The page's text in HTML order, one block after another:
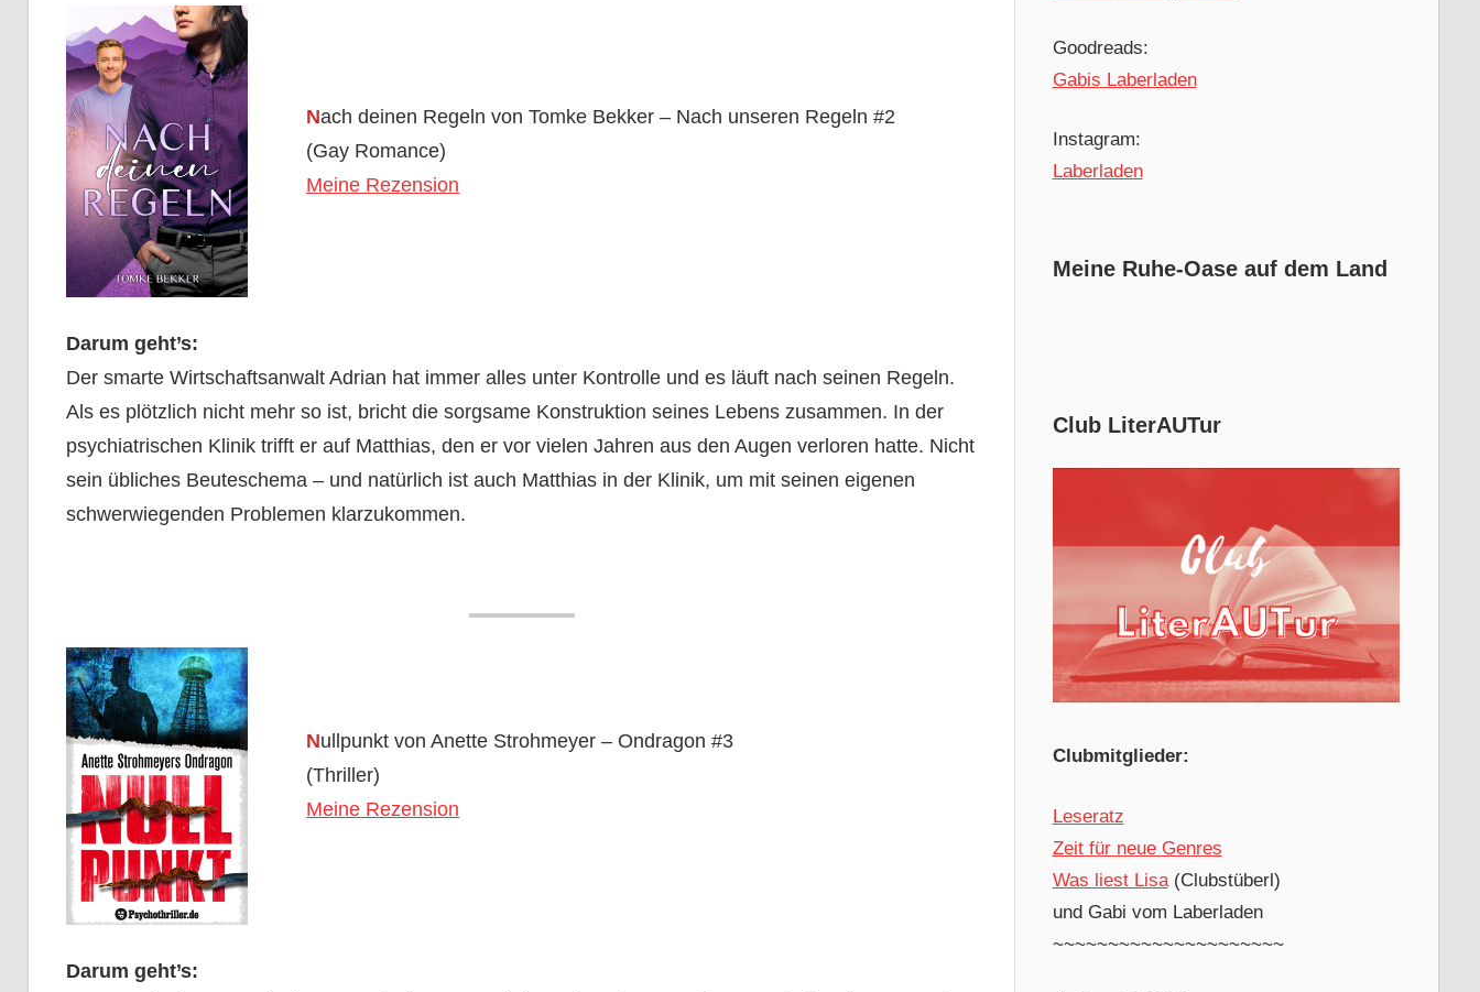
Nach deinen Regeln von Tomke Bekker – Nach unseren Regeln #2
(Gay Romance)
Meine Rezension
Darum geht’s:
Der smarte Wirtschaftsanwalt Adrian hat immer alles unter Kontrolle und es läuft nach seinen Regeln.
Als es plötzlich nicht mehr so ist, bricht die sorgsame Konstruktion seines Lebens zusammen. In der
psychiatrischen Klinik trifft er auf Matthias, den er vor vielen Jahren aus den Augen verloren hatte. Nicht
sein übliches Beuteschema – und natürlich ist auch Matthias in der Klinik, um mit seinen eigenen
schwerwiegenden Problemen klarzukommen.
Nullpunkt von Anette Strohmeyer – Ondragon #3
(Thriller)
Meine Rezension
Darum geht’s:
Goodreads:
Gabis Laberladen
Instagram:
Laberladen
Meine Ruhe-Oase auf dem Land
Club LiterAUTur
Clubmitglieder:
Leseratz
Zeit für neue Genres
Was liest Lisa(Clubstüberl)
und Gabi vom Laberladen
~~~~~~~~~~~~~~~~~~~~~